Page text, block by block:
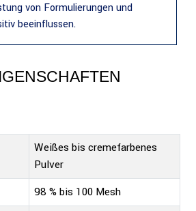
von Formulierungen und
beeinflussen.
Weißes bis cremefarbenes
Pulver
98 % bis 100 Mesh